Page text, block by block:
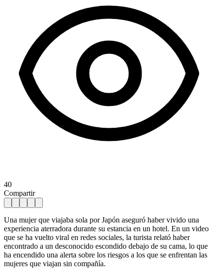
40
Compartir
Una mujer que viajaba sola por Japón aseguró haber vivido una
experiencia aterradora durante su estancia en un hotel. En un video
que se ha vuelto viral en redes sociales, la turista relató haber
encontrado a un desconocido escondido debajo de su cama, lo que
ha encendido una alerta sobre los riesgos a los que se enfrentan las
mujeres que viajan sin compañía.